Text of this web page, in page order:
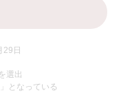
29日
選出
となっている